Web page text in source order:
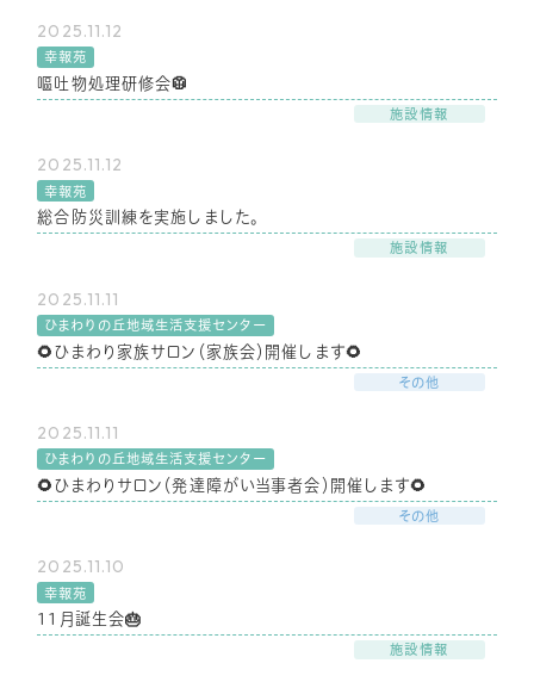
2025.11.12
幸報苑
嘔吐物処理研修会🥼
施設情報
2025.11.12
幸報苑
総合防災訓練を実施しました。
施設情報
2025.11.11
ひまわりの丘地域生活支援センター
🌻ひまわり家族サロン（家族会）開催します🌻
その他
2025.11.11
ひまわりの丘地域生活支援センター
🌻ひまわりサロン（発達障がい当事者会）開催します🌻
その他
2025.11.10
幸報苑
11月誕生会🎂
施設情報